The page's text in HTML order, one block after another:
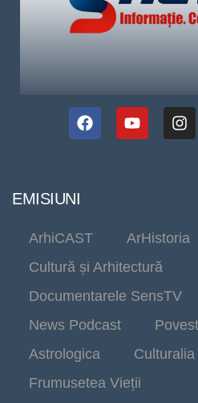
EMISIUNI
ArhiCAST
ArHistoria
Cultură și Arhitectură
Documentarele SensTV
News Podcast
Astrologica
Culturalia
Frumusetea Vieții